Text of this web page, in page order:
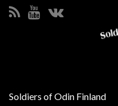
Search for:
Soldiers of Odin Finland